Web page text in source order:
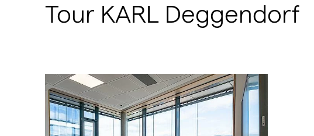
Tour KARL Deggendorf